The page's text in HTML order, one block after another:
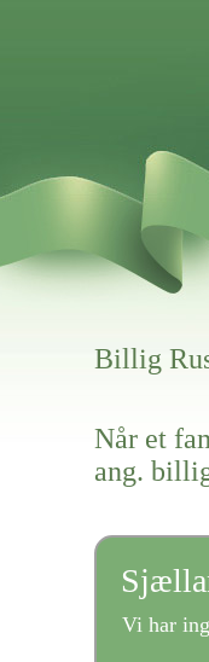
Billig
Når et
ang.
Vi har